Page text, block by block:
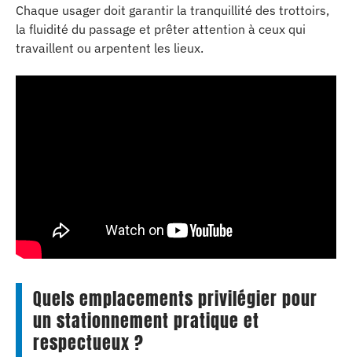
Chaque usager doit garantir la tranquillité des trottoirs,
la fluidité du passage et prêter attention à ceux qui
travaillent ou arpentent les lieux.
Quels emplacements privilégier pour
un stationnement pratique et
respectueux ?